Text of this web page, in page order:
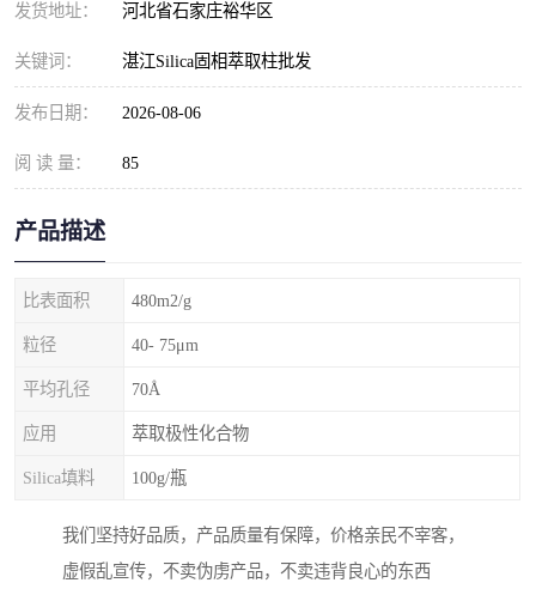
发货地址： 河北省石家庄裕华区
关键词： 湛江Silica固相萃取柱批发
发布日期： 2026-08-06
阅 读 量： 85
产品描述
比表面积 480m2/g
粒径 40- 75μm
平均孔径 70Å
应用 萃取极性化合物
Silica填料 100g/瓶
我们坚持好品质，产品质量有保障，价格亲民不宰客，
虚假乱宣传，不卖伪虏产品，不卖违背良心的东西